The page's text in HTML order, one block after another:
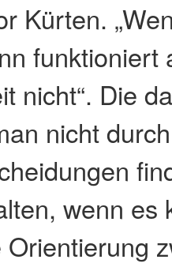
Kürten.
funktioniert
nicht“. Die
nicht durch
wenn es